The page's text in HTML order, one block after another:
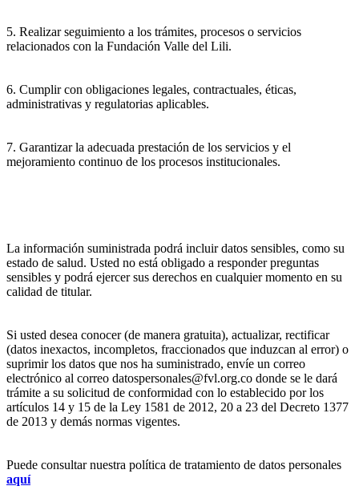
5. Realizar seguimiento a los trámites, procesos o servicios
relacionados con la Fundación Valle del Lili.
6. Cumplir con obligaciones legales, contractuales, éticas,
administrativas y regulatorias aplicables.
7. Garantizar la adecuada prestación de los servicios y el
mejoramiento continuo de los procesos institucionales.
La información suministrada podrá incluir datos sensibles, como su
estado de salud. Usted no está obligado a responder preguntas
sensibles y podrá ejercer sus derechos en cualquier momento en su
calidad de titular.
Si usted desea conocer (de manera gratuita), actualizar, rectificar
(datos inexactos, incompletos, fraccionados que induzcan al error) o
suprimir los datos que nos ha suministrado, envíe un correo
electrónico al correo datospersonales@fvl.org.co donde se le dará
trámite a su solicitud de conformidad con lo establecido por los
artículos 14 y 15 de la Ley 1581 de 2012, 20 a 23 del Decreto 1377
de 2013 y demás normas vigentes.
Puede consultar nuestra política de tratamiento de datos personales
aquí